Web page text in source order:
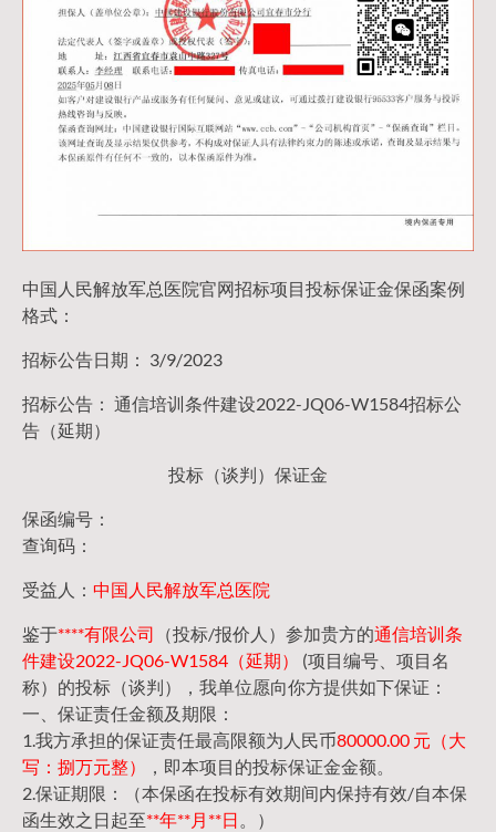
中国人民解放军总医院官网招标项目投标保证金保函案例
格式：
招标公告日期： 3/9/2023
招标公告： 通信培训条件建设2022-JQ06-W1584招标公
告（延期）
投标（谈判）保证金
保函编号：
查询码：
受益人： 中国人民解放军总医院
鉴于****有限公司 （投标/报价人）参加贵方的通信培训条
件建设2022-JQ06-W1584（延期）
(项目编号、项目名
称）的投标（谈判），我单位愿向你方提供如下保证：
一、保证责任金额及期限：
1.我方承担的保证责任最高限额为人民币80000.00 元（大
写：捌万元整）
，即本项目的投标保证金金额。
2.保证期限：（本保函在投标有效期间内保持有效/自本保
函生效之日起至**年**月**日 。）